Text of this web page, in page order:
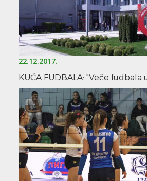
22.12.2017.
KUĆA FUDBALA: "Veče fudbala